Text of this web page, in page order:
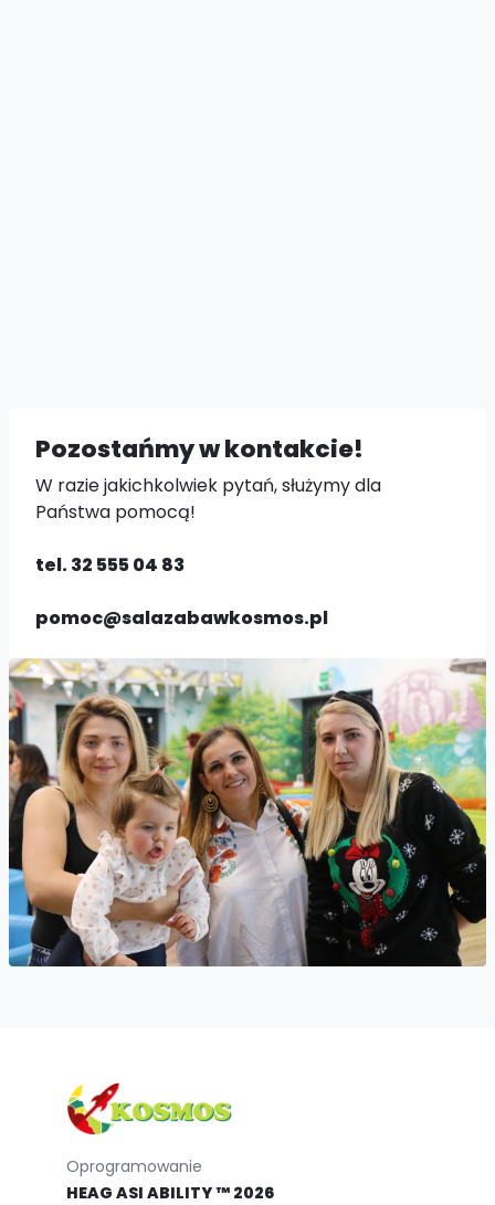
Pozostańmy w kontakcie!
W razie jakichkolwiek pytań, służymy dla
Państwa pomocą!
tel. 32 555 04 83
pomoc@salazabawkosmos.pl
Oprogramowanie
HEAG ASI ABILITY ™ 2026